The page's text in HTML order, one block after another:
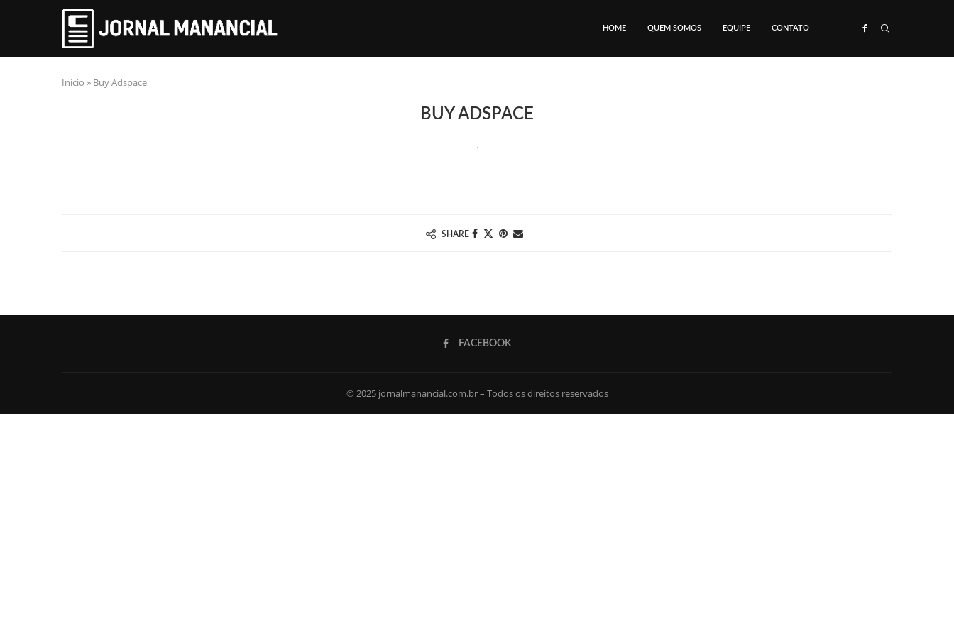
HOME QUEM SOMOS EQUIPE CONTATO
Início » Buy Adspace
BUY ADSPACE
SHARE
FACEBOOK
© 2025 jornalmanancial.com.br – Todos os direitos reservados